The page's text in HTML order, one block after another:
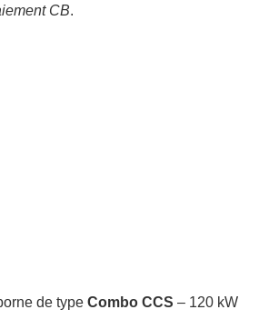
CB.
de type Combo CCS – 120 kW